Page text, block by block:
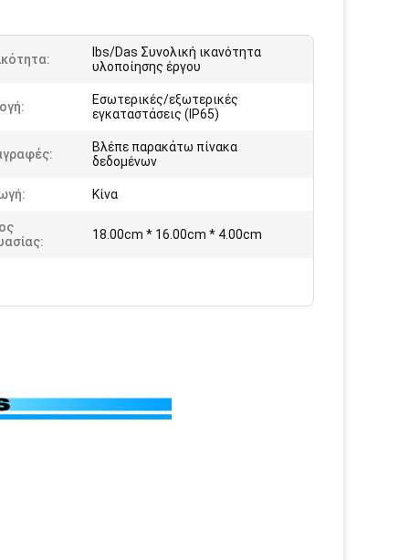
Ibs/Das Συνολική ικανότητα
υλοποίησης έργου
Εσωτερικές/εξωτερικές
εγκαταστάσεις (IP65)
Βλέπε παρακάτω πίνακα
δεδομένων
Κίνα
18.00cm * 16.00cm * 4.00cm